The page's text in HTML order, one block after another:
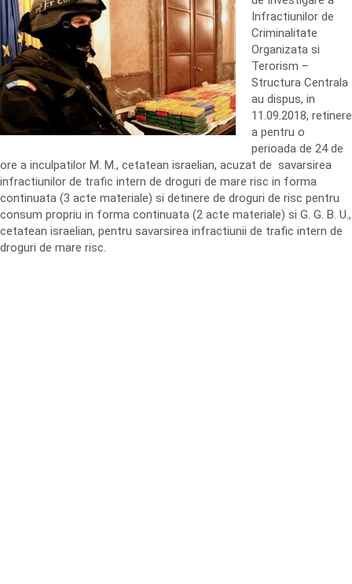
Infractiunilor de
Criminalitate
Organizata si
Terorism –
Structura Centrala
au dispus, in
11.09.2018, retinere
a pentru o
perioada de 24 de
ore a inculpatilor M. M., cetatean israelian, acuzat de savarsirea
infractiunilor de trafic intern de droguri de mare risc in forma
continuata (3 acte materiale) si detinere de droguri de risc pentru
consum propriu in forma continuata (2 acte materiale) si G. G. B. U.,
cetatean israelian, pentru savarsirea infractiunii de trafic intern de
droguri de mare risc.